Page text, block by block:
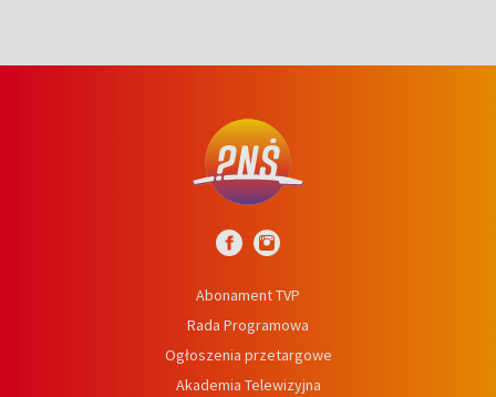
Abonament TVP
Rada Programowa
Ogłoszenia przetargowe
Akademia Telewizyjna